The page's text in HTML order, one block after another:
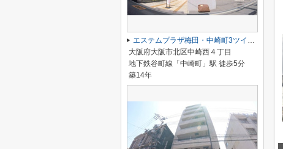
エステムプラザ梅田・中崎町3ツインマークス サウスレジデンス
大阪府大阪市北区中崎西４丁目
地下鉄谷町線「中崎町」駅 徒歩5分
築14年